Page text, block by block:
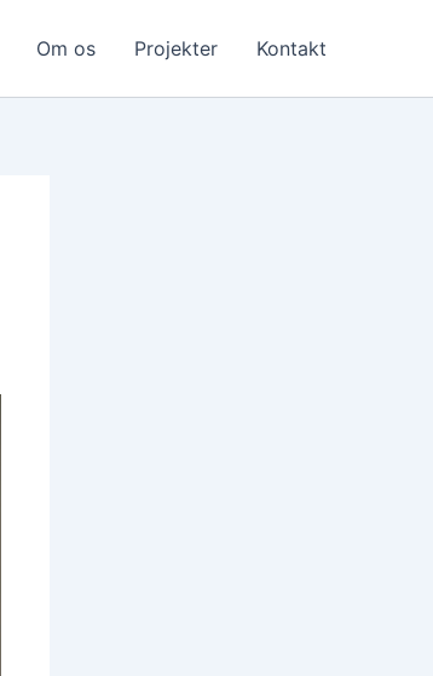
Om os Projekter Kontakt